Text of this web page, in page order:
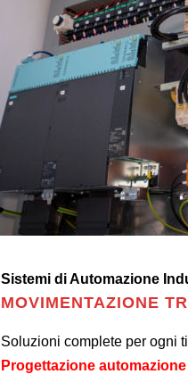
Sistemi di Automazione
MOVIMENTAZIONE
Soluzioni complete per ogni
Progettazione